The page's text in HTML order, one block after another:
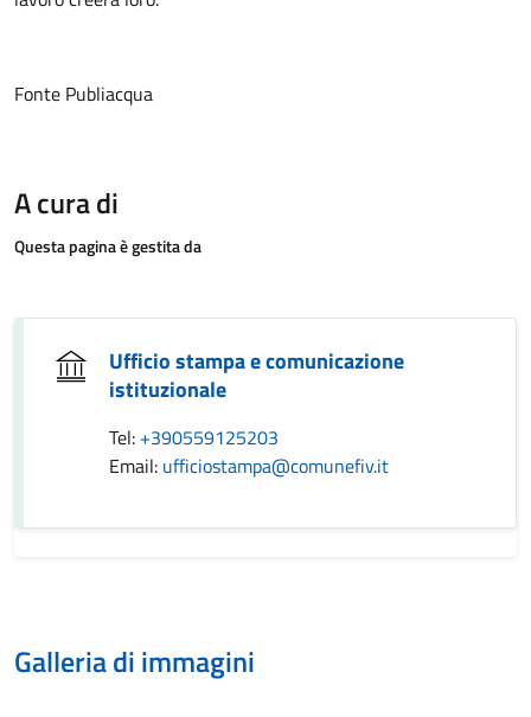
Fonte Publiacqua
A cura di
Questa pagina è gestita da
Ufficio stampa e comunicazione
istituzionale
Tel: +390559125203
Email: ufficiostampa@comunefiv.it
Galleria di immagini